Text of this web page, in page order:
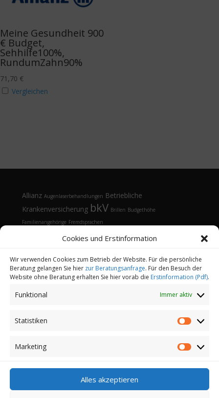
Cookies und Erstinformation
Wir verwenden Cookies zum Betrieb der Website. Für die persönliche
Beratung gelangen Sie hier zur Beratungsanfrage. Für den Besuch der
Website ohne Beratung erhalten Sie hier vorab die Erstinformation (Pdf).
Funktional Immer aktiv
Statistiken
Marketing
Alles akzeptieren
Meine Gesundheit 900
€ Budget,
Sehhilfe100%,
RundumZahn90%
71,70 €
Vergleichen
Allianz Augenlaserbehandlungen Betriebliche
Krankenversicherung bkV Brillen Budgethöhe
Familienangehörige Fremdsprachen
Gesundheitsmanagement Gesundheitstelefon
Sonnenbrille Tarifvergleich Vorsorgeuntersuchungen Vorteile
Öffnungsfenster
Copyright 2022-2026 | Finanz-und
Versicherungsmakler Sander GmbH | Alle Rechte